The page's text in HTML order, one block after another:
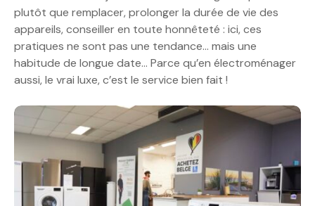
plutôt que remplacer, prolonger la durée de vie des
appareils, conseiller en toute honnêteté : ici, ces
pratiques ne sont pas une tendance… mais une
habitude de longue date… Parce qu’en électroménager
aussi, le vrai luxe, c’est le service bien fait !